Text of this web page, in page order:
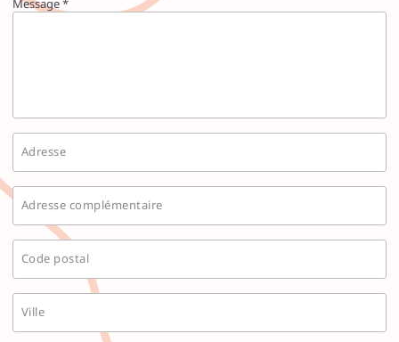
Adresse
Adresse complémentaire
Code postal
Ville